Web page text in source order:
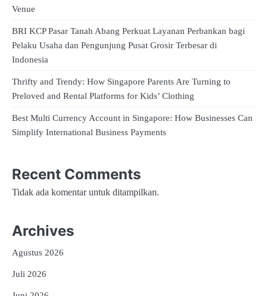
Venue
BRI KCP Pasar Tanah Abang Perkuat Layanan Perbankan bagi
Pelaku Usaha dan Pengunjung Pusat Grosir Terbesar di
Indonesia
Thrifty and Trendy: How Singapore Parents Are Turning to
Preloved and Rental Platforms for Kids’ Clothing
Best Multi Currency Account in Singapore: How Businesses Can
Simplify International Business Payments
Recent Comments
Tidak ada komentar untuk ditampilkan.
Archives
Agustus 2026
Juli 2026